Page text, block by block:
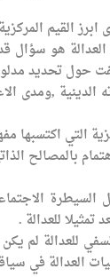
ابرز القيم
هو سؤال
حول تحديد
الدينية ,ومدى
التي اكتسبها
بالمصالح
تمثيلا للعدالة .
للعدالة لم
العدالة في